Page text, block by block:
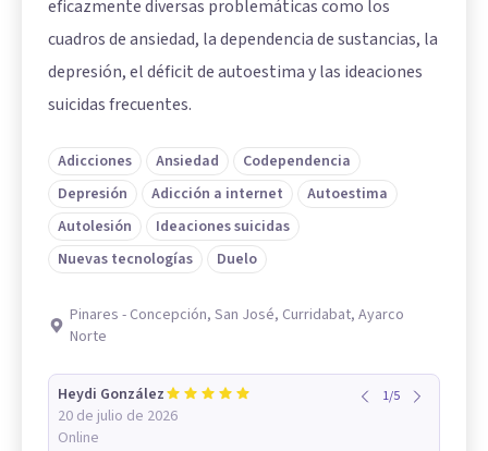
eficazmente diversas problemáticas como los
cuadros de ansiedad, la dependencia de sustancias, la
depresión, el déficit de autoestima y las ideaciones
suicidas frecuentes.
Adicciones Ansiedad
Codependencia
Depresión
Adicción a internet
Autoestima
Autolesión
Ideaciones suicidas
Nuevas tecnologías
Duelo
Pinares - Concepción, San José, Curridabat, Ayarco
Norte
Heydi González
20 de julio de 2026
Online
1/5